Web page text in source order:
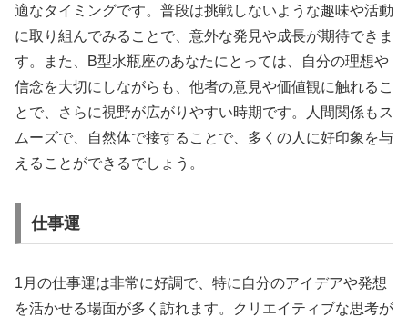
適なタイミングです。普段は挑戦しないような趣味や活動
に取り組んでみることで、意外な発見や成長が期待できま
す。また、B型水瓶座のあなたにとっては、自分の理想や
信念を大切にしながらも、他者の意見や価値観に触れるこ
とで、さらに視野が広がりやすい時期です。人間関係もス
ムーズで、自然体で接することで、多くの人に好印象を与
えることができるでしょう。
仕事運
1月の仕事運は非常に好調で、特に自分のアイデアや発想
を活かせる場面が多く訪れます。クリエイティブな思考が